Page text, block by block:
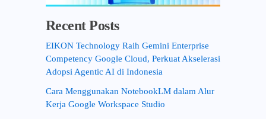
Recent Posts
EIKON Technology Raih Gemini Enterprise
Competency Google Cloud, Perkuat Akselerasi
Adopsi Agentic AI di Indonesia
Cara Menggunakan NotebookLM dalam Alur
Kerja Google Workspace Studio